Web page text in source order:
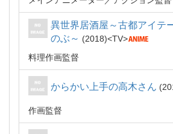
異世界居酒屋～古都アイテ
のぶ～
2018
TV
料理作画監督
からかい上手の高木さん
作画監督